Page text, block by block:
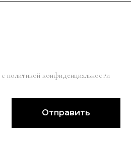
с политикой конфиденциальности
Отправить